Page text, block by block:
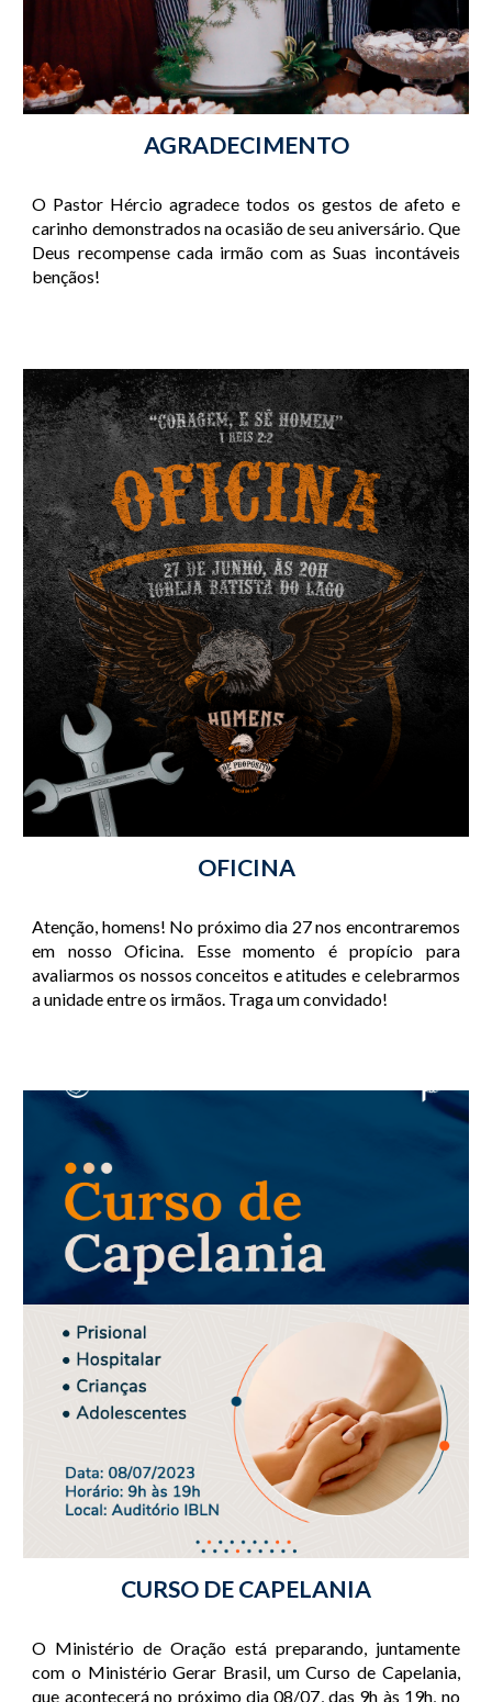
AGRADECIMENTO
O Pastor Hércio agradece todos os gestos de afeto e
carinho demonstrados na ocasião de seu aniversário. Que
Deus recompense cada irmão com as Suas incontáveis
bençãos!
OFICINA
Atenção, homens! No próximo dia 27 nos encontraremos
em nosso Oficina. Esse momento é propício para
avaliarmos os nossos conceitos e atitudes e celebrarmos
a unidade entre os irmãos. Traga um convidado!
CURSO DE CAPELANIA
O Ministério de Oração está preparando, juntamente
com o Ministério Gerar Brasil, um Curso de Capelania,
que acontecerá no próximo dia 08/07, das 9h às 19h, no